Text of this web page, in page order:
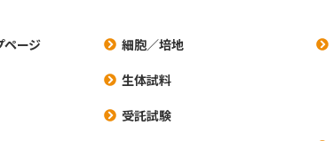
ページ
細胞／培地
生体試料
受託試験